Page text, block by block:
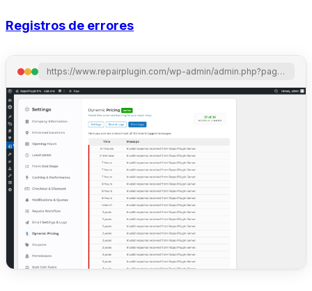
Registros de errores
https://www.repairplugin.com/wp-admin/admin.php?page=wp_repair_settings&section=dynamic_pricing